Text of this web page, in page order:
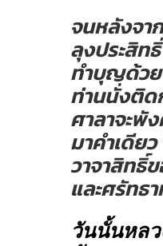
จนหลังจา
ลุงประสิท
ทำบุญด้วย
ท่านนั่งติด
ศาลาจะพั
มาคำเดีย
วาจาสิทธิ์
และศรัทธ
วันนั้นหล